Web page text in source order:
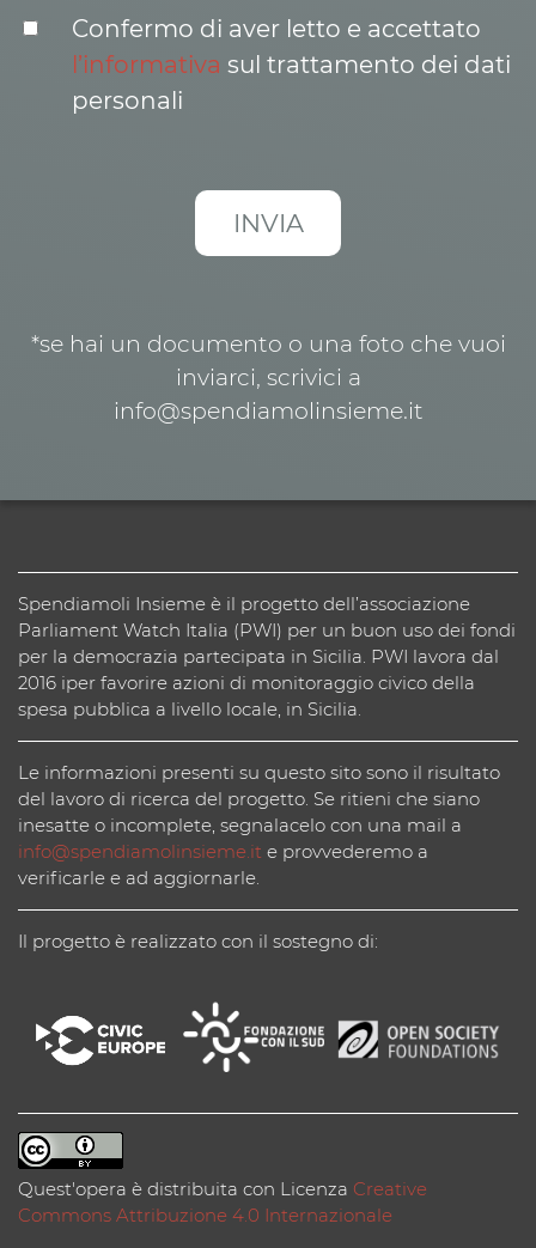
Confermo di aver letto e accettato
l’informativa sul trattamento dei dati
personali
*se hai un documento o una foto che vuoi
inviarci, scrivici a
info@spendiamolinsieme.it
Spendiamoli Insieme è il progetto dell’associazione
Parliament Watch Italia (PWI) per un buon uso dei fondi
per la democrazia partecipata in Sicilia. PWI lavora dal
2016 iper favorire azioni di monitoraggio civico della
spesa pubblica a livello locale, in Sicilia.
Le informazioni presenti su questo sito sono il risultato
del lavoro di ricerca del progetto. Se ritieni che siano
inesatte o incomplete, segnalacelo con una mail a
info@spendiamolinsieme.it e provvederemo a
verificarle e ad aggiornarle.
Il progetto è realizzato con il sostegno di:
Quest'opera è distribuita con Licenza Creative
Commons Attribuzione 4.0 Internazionale